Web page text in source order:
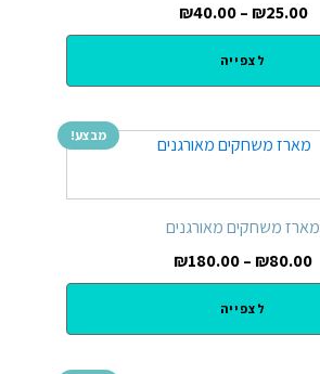
₪25.00
–
₪40.00
לצפייה
מבצע!
מארז משחקים מאורגנים
₪80.00
–
₪180.00
לצפייה